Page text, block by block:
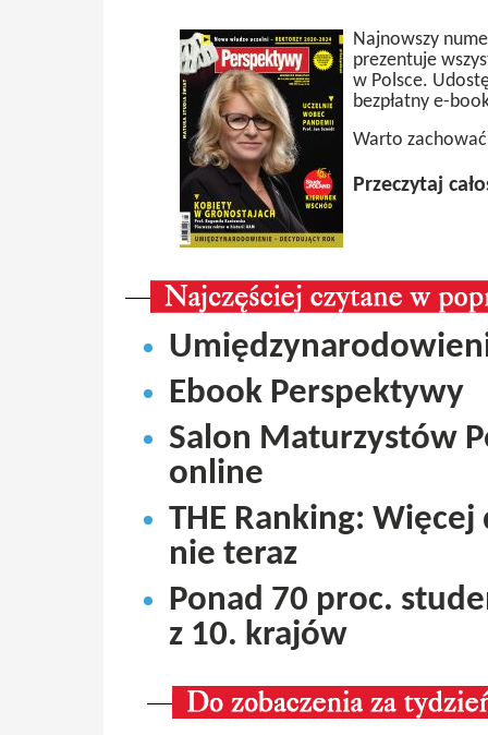
Najnowszy
prezentuje
w Polsce.
bezpłatny e-
Warto
Przeczytaj
Ebook Perspektywy
Salon Maturzystów
online
THE Ranking:
nie teraz
Ponad 70 proc.
z 10. krajów